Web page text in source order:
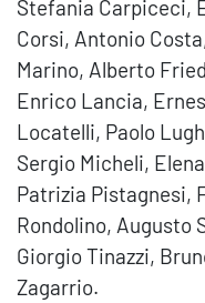
Stefania Carpiceci,
Corsi, Antonio
Marino, Alberto
Enrico Lancia,
Locatelli, Paolo
Sergio Micheli,
Patrizia Pistagnesi,
Rondolino, Augusto
Giorgio Tinazzi,
Zagarrio.